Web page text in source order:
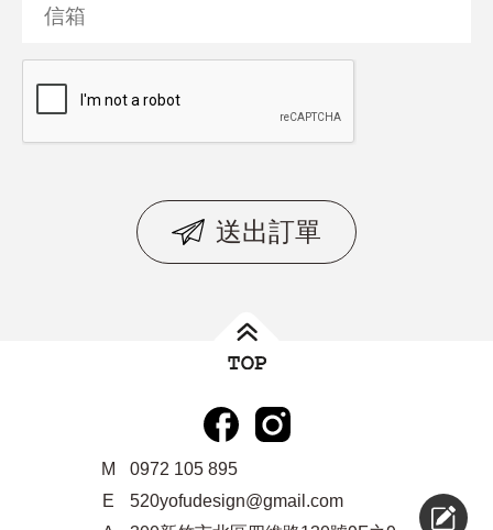
送出訂單
M
0972 105 895
E
520yofudesign@gmail.com